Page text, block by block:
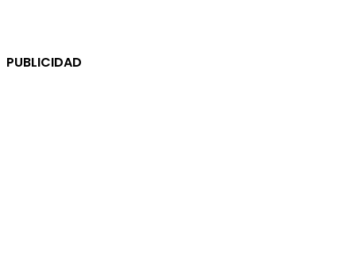
PUBLICIDAD